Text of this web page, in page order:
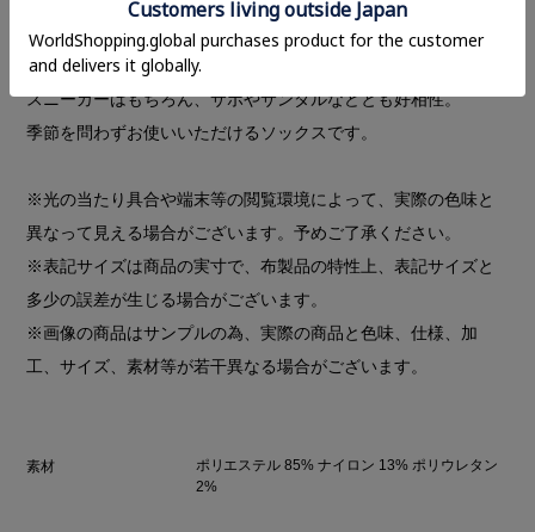
MANOFのロゴプリントがアクセントに。シアー部分をくしゅっ
としてルーズに履いていただくのがおすすめです。
スニーカーはもちろん、サボやサンダルなどとも好相性。
季節を問わずお使いいただけるソックスです。
※光の当たり具合や端末等の閲覧環境によって、実際の色味と
異なって見える場合がございます。予めご了承ください。
※表記サイズは商品の実寸で、布製品の特性上、表記サイズと
多少の誤差が生じる場合がございます。
※画像の商品はサンプルの為、実際の商品と色味、仕様、加
工、サイズ、素材等が若干異なる場合がございます。
素材
ポリエステル 85% ナイロン 13% ポリウレタン
2%